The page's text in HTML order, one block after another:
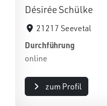
Désirée Schülke
21217 Seevetal
Durchführung
online
zum Profil